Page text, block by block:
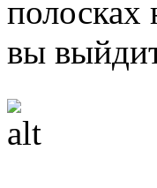
полосках
вы